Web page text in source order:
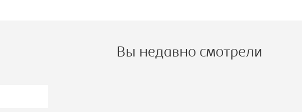
Вы недавно смотрели